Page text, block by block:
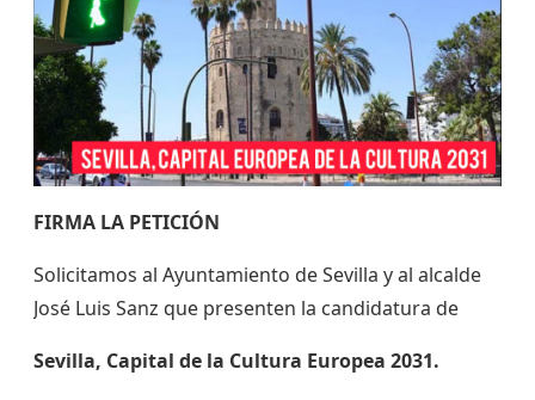
FIRMA LA PETICIÓN
Solicitamos al Ayuntamiento de Sevilla y al alcalde
José Luis Sanz que presenten la candidatura de
Sevilla, Capital de la Cultura Europea 2031.